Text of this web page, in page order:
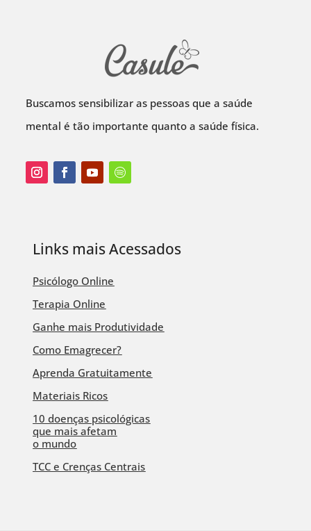
Buscamos sensibilizar as pessoas que a saúde
mental é tão importante quanto a saúde física.
Links mais Acessados
Psicólogo Online
Terapia Online
Ganhe mais Produtividade
Como Emagrecer?
Aprenda Gratuitamente
Materiais Ricos
10 doenças psicológicas
que mais afetam
o mundo
TCC e Crenças Centrais